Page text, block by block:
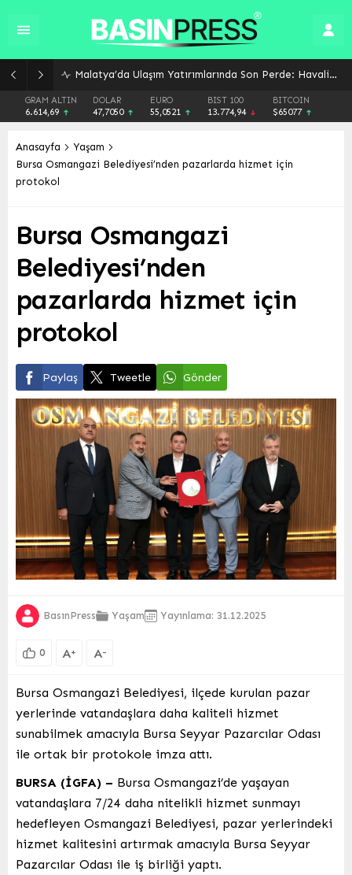
Malatya’da Ulaşım Yatırımlarında Son Perde: Havalimanı Eylül’de, Çevre Yolu Ekim’de Açılıyor
GRAM ALTIN
6.614,69
DOLAR
47,7050
EURO
55,0521
BIST 100
13.774,94
BITCOIN
$65077
Anasayfa
Yaşam
Bursa Osmangazi Belediyesi’nden pazarlarda hizmet için
protokol
Bursa Osmangazi
Belediyesi’nden
pazarlarda hizmet için
protokol
Paylaş Tweetle Gönder
BasınPress Yaşam Yayınlama: 31.12.2025
0 A+ A-
Bursa Osmangazi Belediyesi, ilçede kurulan pazar
yerlerinde vatandaşlara daha kaliteli hizmet
sunabilmek amacıyla Bursa Seyyar Pazarcılar Odası
ile ortak bir protokole imza attı.
BURSA (İGFA) – Bursa Osmangazi’de yaşayan
vatandaşlara 7/24 daha nitelikli hizmet sunmayı
hedefleyen Osmangazi Belediyesi, pazar yerlerindeki
hizmet kalitesini artırmak amacıyla Bursa Seyyar
Pazarcılar Odası ile iş birliği yaptı.